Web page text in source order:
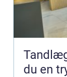
Tandlæge
du en